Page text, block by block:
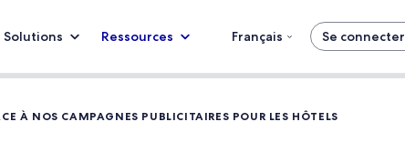
Solutions Ressources Français Se connecter
À NOS CAMPAGNES PUBLICITAIRES POUR LES HÔTELS